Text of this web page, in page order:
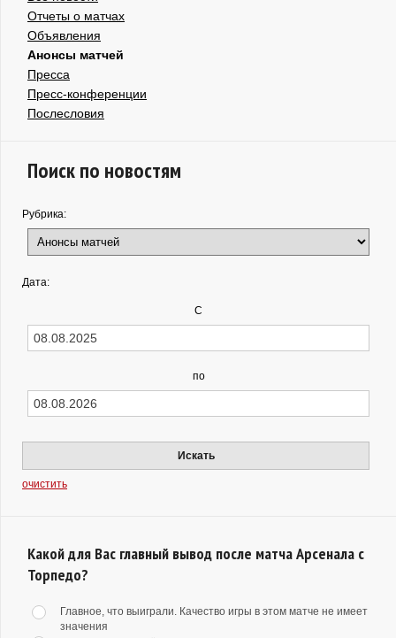
Отчеты о матчах
Объявления
Анонсы матчей
Пресса
Пресс-конференции
Послесловия
Поиск по новостям
Рубрика:
Дата:
С
по
Искать
очистить
Какой для Вас главный вывод после матча Арсенала с
Торпедо?
Главное, что выиграли. Качество игры в этом матче не имеет
значения